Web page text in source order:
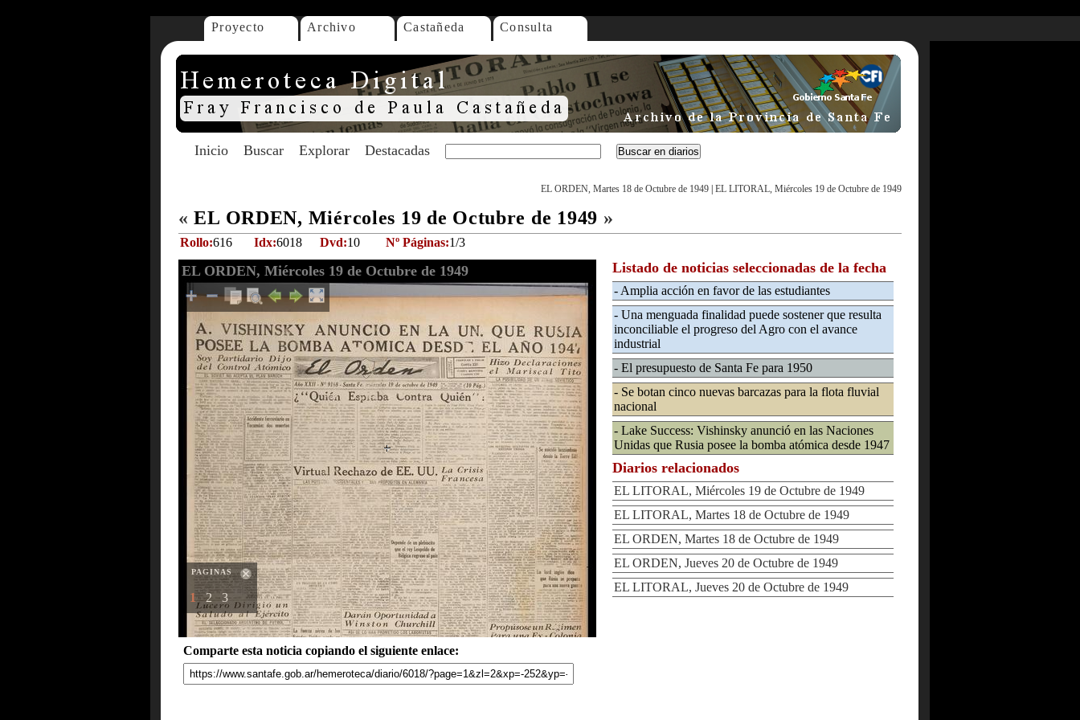
Proyecto Archivo Castañeda Consulta
Inicio Buscar Explorar Destacadas
EL ORDEN, Martes 18 de Octubre de 1949 EL LITORAL, Miércoles 19 de Octubre de 1949
« EL ORDEN, Miércoles 19 de Octubre de 1949 »
Rollo:616 Idx:6018 Dvd:10 Nº Páginas:1/3
EL ORDEN, Miércoles 19 de Octubre de 1949
PAGINAS
1 2 3
Comparte esta noticia copiando el siguiente enlace:
Listado de noticias seleccionadas de la fecha
- Amplia acción en favor de las estudiantes
- Una menguada finalidad puede sostener que resulta
inconciliable el progreso del Agro con el avance
industrial
- El presupuesto de Santa Fe para 1950
- Se botan cinco nuevas barcazas para la flota fluvial
nacional
- Lake Success: Vishinsky anunció en las Naciones
Unidas que Rusia posee la bomba atómica desde 1947
Diarios relacionados
EL LITORAL, Miércoles 19 de Octubre de 1949
EL LITORAL, Martes 18 de Octubre de 1949
EL ORDEN, Martes 18 de Octubre de 1949
EL ORDEN, Jueves 20 de Octubre de 1949
EL LITORAL, Jueves 20 de Octubre de 1949